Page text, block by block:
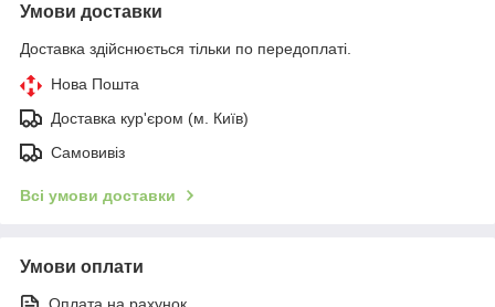
Умови доставки
Доставка здійснюється тільки по передоплаті.
Нова Пошта
Доставка кур'єром (м. Київ)
Самовивіз
Всі умови доставки
Умови оплати
Оплата на рахунок